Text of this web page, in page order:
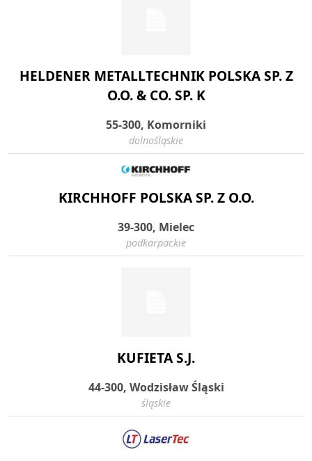
HELDENER METALLTECHNIK POLSKA SP. Z
O.O. & CO. SP. K
55-300, Komorniki
dolnośląskie
KIRCHHOFF POLSKA SP. Z O.O.
39-300, Mielec
podkarpackie
KUFIETA S.J.
44-300, Wodzisław Śląski
śląskie